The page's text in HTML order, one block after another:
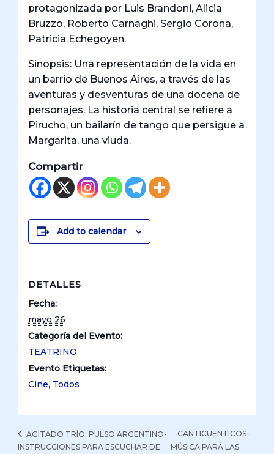
protagonizada por Luis Brandoni, Alicia
Bruzzo, Roberto Carnaghi, Sergio Corona,
Patricia Echegoyen.
Sinopsis: Una representación de la vida en
un barrio de Buenos Aires, a través de las
aventuras y desventuras de una docena de
personajes. La historia central se refiere a
Pirucho, un bailarín de tango que persigue a
Margarita, una viuda.
Compartir
Add to calendar
DETALLES
Fecha:
mayo 26
Categoría del Evento:
TEATRINO
Evento Etiquetas:
Cine, Todos
AGITADO TRÍO: PULSO ARGENTINO-
INSTRUCCIONES PARA ESCUCHAR DE
CANTICUENTICOS-
MÚSICA PARA LAS